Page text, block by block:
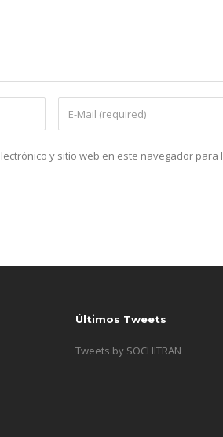
y sitio web en este navegador para
Últimos Tweets
Tweets by SOCHITRAN